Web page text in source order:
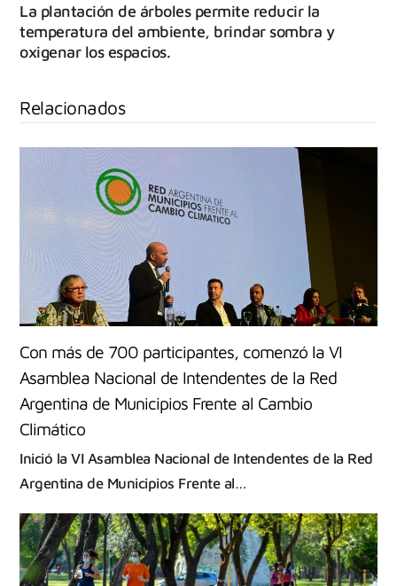
La plantación de árboles permite reducir la
temperatura del ambiente, brindar sombra y
oxigenar los espacios.
Relacionados
Con más de 700 participantes, comenzó la VI
Asamblea Nacional de Intendentes de la Red
Argentina de Municipios Frente al Cambio
Climático
Inició la VI Asamblea Nacional de Intendentes de la Red
Argentina de Municipios Frente al…